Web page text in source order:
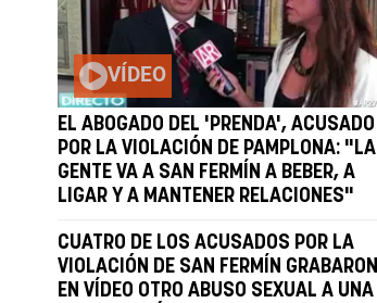
VÍDEO
EL ABOGADO DEL 'PRENDA', ACUSADO
POR LA VIOLACIÓN DE PAMPLONA: "LA
GENTE VA A SAN FERMÍN A BEBER, A
LIGAR Y A MANTENER RELACIONES"
CUATRO DE LOS ACUSADOS POR LA
VIOLACIÓN DE SAN FERMÍN GRABARON
EN VÍDEO OTRO ABUSO SEXUAL A UNA